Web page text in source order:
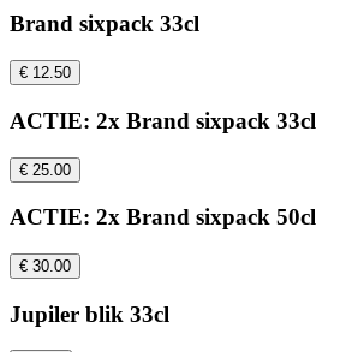
Brand sixpack 33cl
€ 12.50
ACTIE: 2x Brand sixpack 33cl
€ 25.00
ACTIE: 2x Brand sixpack 50cl
€ 30.00
Jupiler blik 33cl